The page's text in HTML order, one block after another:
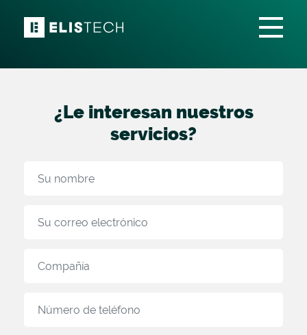
¿Le interesan nuestros
servicios?